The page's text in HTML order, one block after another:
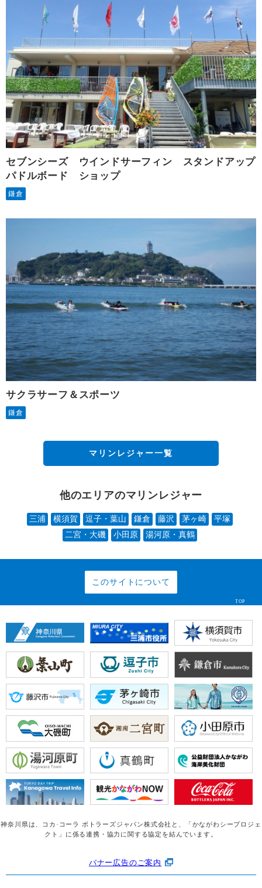
セブンシーズ ウインドサーフィン スタンドアップ
パドルボード ショップ
鎌倉
サクラサーフ＆スポーツ
鎌倉
マリンレジャー一覧
他のエリアのマリンレジャー
三浦 横須賀 逗子・葉山 鎌倉 藤沢 茅ヶ崎
平塚
二宮・大磯
小田原 湯河原・真鶴
このサイトについて
神奈川県は、コカ·コーラ ボトラーズジャパン株式会社と、
「かながわシープロジェ
クト」に係る連携・協力に関する協定を結んでいます。
バナー広告のご案内
TOP